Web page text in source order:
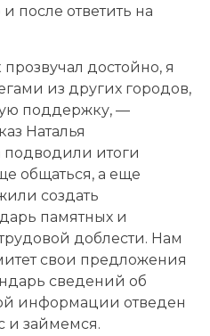
после ответить на
достойно, я
из других городов,
поддержку, —
Наталья
итоги
общаться, а еще
со­здать
памятных и
доблести. Нам
свои предложения
сведений об
информации отведен
и займемся.